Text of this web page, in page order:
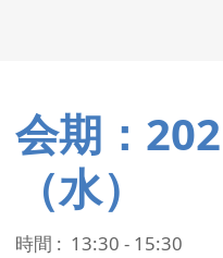
会期：
（水）
時間 : 13:30 - 15:30